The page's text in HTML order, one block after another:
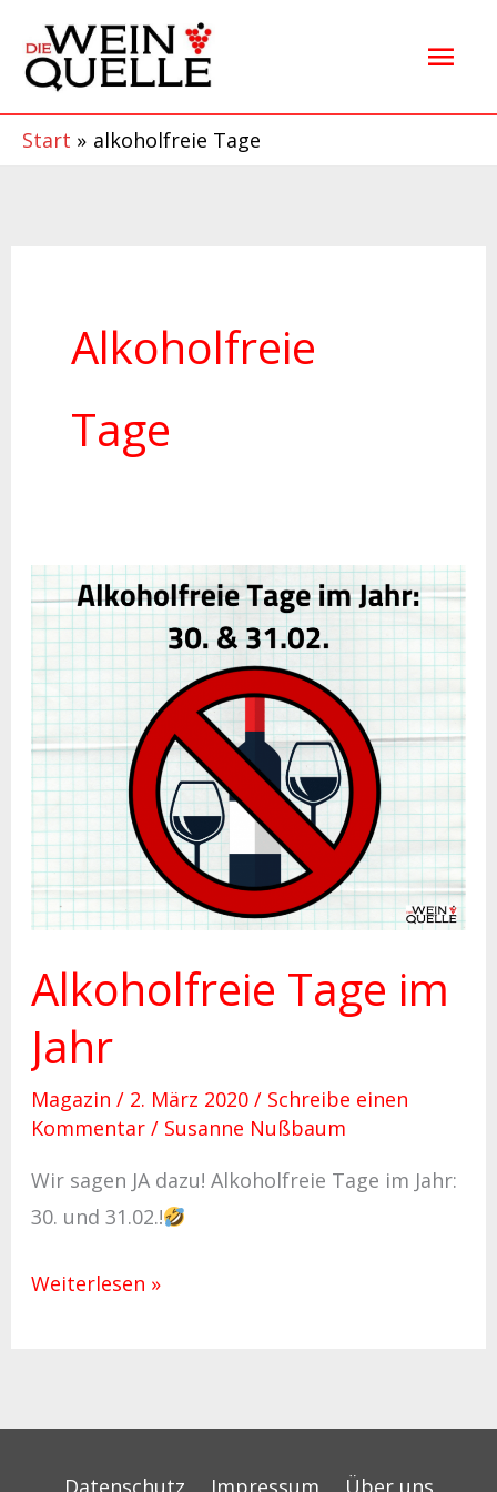
Inhalt
springen
Start alkoholfreie Tage
Alkoholfreie
Tage
Alkoholfreie Tage im
Jahr
Magazin / 2. März 2020 / Schreibe einen
Kommentar / Susanne Nußbaum
Wir sagen JA dazu! Alkoholfreie Tage im Jahr:
30. und 31.02.!
Alkoholfreie
Tage
im
Jahr
Weiterlesen »
Datenschutz Impressum Über uns